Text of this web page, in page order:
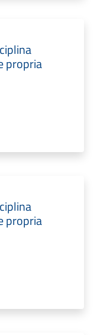
propria
propria